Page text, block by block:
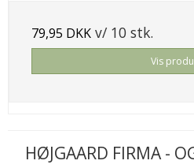
79,95 DKK v/ 10 stk.
Vis
HØJGAARD FIRMA -